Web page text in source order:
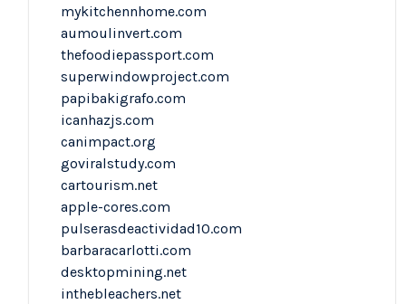
mykitchennhome.com
aumoulinvert.com
thefoodiepassport.com
superwindowproject.com
papibakigrafo.com
icanhazjs.com
canimpact.org
goviralstudy.com
cartourism.net
apple-cores.com
pulserasdeactividad10.com
barbaracarlotti.com
desktopmining.net
inthebleachers.net